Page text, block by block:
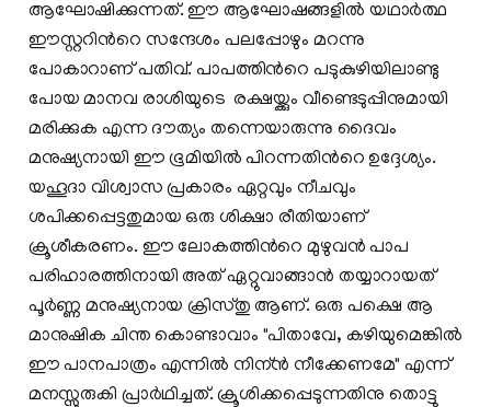
ആഘോഷിക്കുന്നത്. ഈ ആഘോഷങ്ങളില്‍ യഥാര്‍ത്ഥ
ഈസ്റ്ററിന്‍റെ സന്ദേശം പലപ്പോഴും മറന്നു
പോകാറാണ് പതിവ്. പാപത്തിന്‍റെ പടുകുഴിയിലാണ്ടു
പോയ മാനവ രാശിയുടെ രക്ഷയ്ക്കും വീണ്ടെടുപ്പിനുമായി
മരിക്കുക എന്ന ദൗത്യം തന്നെയാരുന്നു ദൈവം
മനുഷ്യനായി ഈ ഭൂമിയില്‍ പിറന്നതിന്‍റെ ഉദ്ദേശ്യം.
യഹൂദാ വിശ്വാസ പ്രകാരം ഏറ്റവും നീചവും
ശപിക്കപ്പെട്ടതുമായ ഒരു ശിക്ഷാ രീതിയാണ്
ക്രൂശീകരണം. ഈ ലോകത്തിന്‍റെ മുഴുവന്‍ പാപ
പരിഹാരത്തിനായി അത് ഏറ്റുവാങ്ങാന്‍ തയ്യാറായത്
പൂര്‍ണ്ണ മനുഷ്യനായ ക്രിസ്തു ആണ്. ഒരു പക്ഷെ ആ
മാനുഷിക ചിന്ത കൊണ്ടാവാം "പിതാവേ, കഴിയുമെങ്കില്‍
ഈ പാനപാത്രം എന്നില്‍ നിന്ന്‍ നീക്കേണമേ" എന്ന്
മനസ്സുരുകി പ്രാര്‍ഥിച്ചത്. ക്രൂശിക്കപ്പെടുന്നതിനു തൊട്ടു